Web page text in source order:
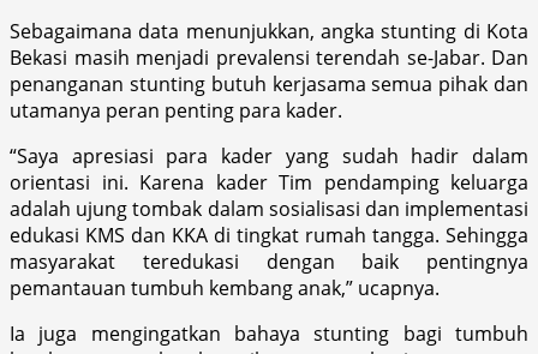
Sebagaimana data menunjukkan, angka stunting di Kota
Bekasi masih menjadi prevalensi terendah se-Jabar. Dan
penanganan stunting butuh kerjasama semua pihak dan
utamanya peran penting para kader.
“Saya apresiasi para kader yang sudah hadir dalam
orientasi ini. Karena kader Tim pendamping keluarga
adalah ujung tombak dalam sosialisasi dan implementasi
edukasi KMS dan KKA di tingkat rumah tangga. Sehingga
masyarakat teredukasi dengan baik pentingnya
pemantauan tumbuh kembang anak,” ucapnya.
Ia juga mengingatkan bahaya stunting bagi tumbuh